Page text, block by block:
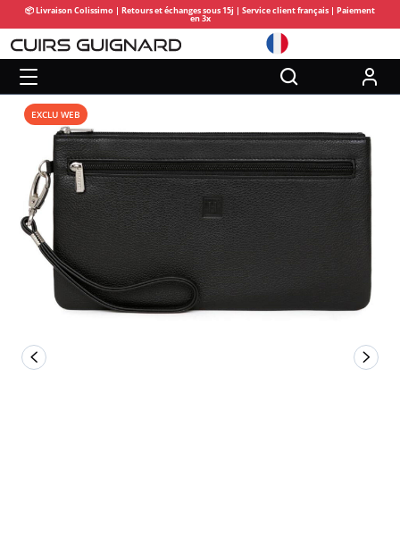
📦 Livraison Colissimo | Retours et échanges sous 15j | Service client français | Paiement
en 3x
EXCLU WEB